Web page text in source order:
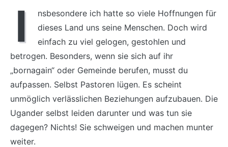
I
nsbesondere ich hatte so viele Hoffnungen für
dieses Land uns seine Menschen. Doch wird
einfach zu viel gelogen, gestohlen und
betrogen. Besonders, wenn sie sich auf ihr
„bornagain“ oder Gemeinde berufen, musst du
aufpassen. Selbst Pastoren lügen. Es scheint
unmöglich verlässlichen Beziehungen aufzubauen. Die
Ugander selbst leiden darunter und was tun sie
dagegen? Nichts! Sie schweigen und machen munter
weiter.